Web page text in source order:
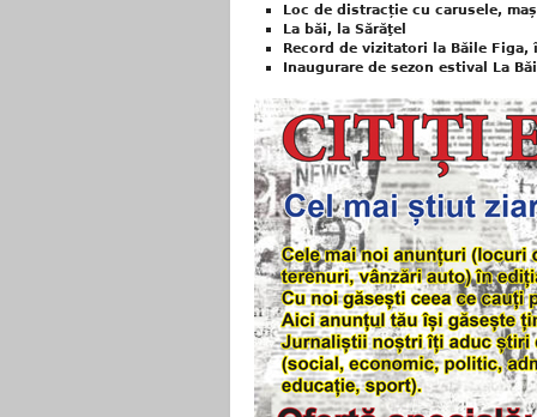
Loc de distracție cu carusele,
La băi, la Sărăţel
Record de vizitatori la Băile
Inaugurare de sezon estival La